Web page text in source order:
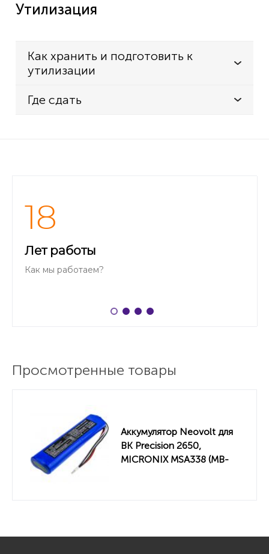
Утилизация
Как хранить и подготовить к
утилизации
Где сдать
18
Лет работы
Как мы работаем?
Просмотренные товары
Аккумулятор Neovolt для
BK Precision 2650,
MICRONIX MSA338 (MB-